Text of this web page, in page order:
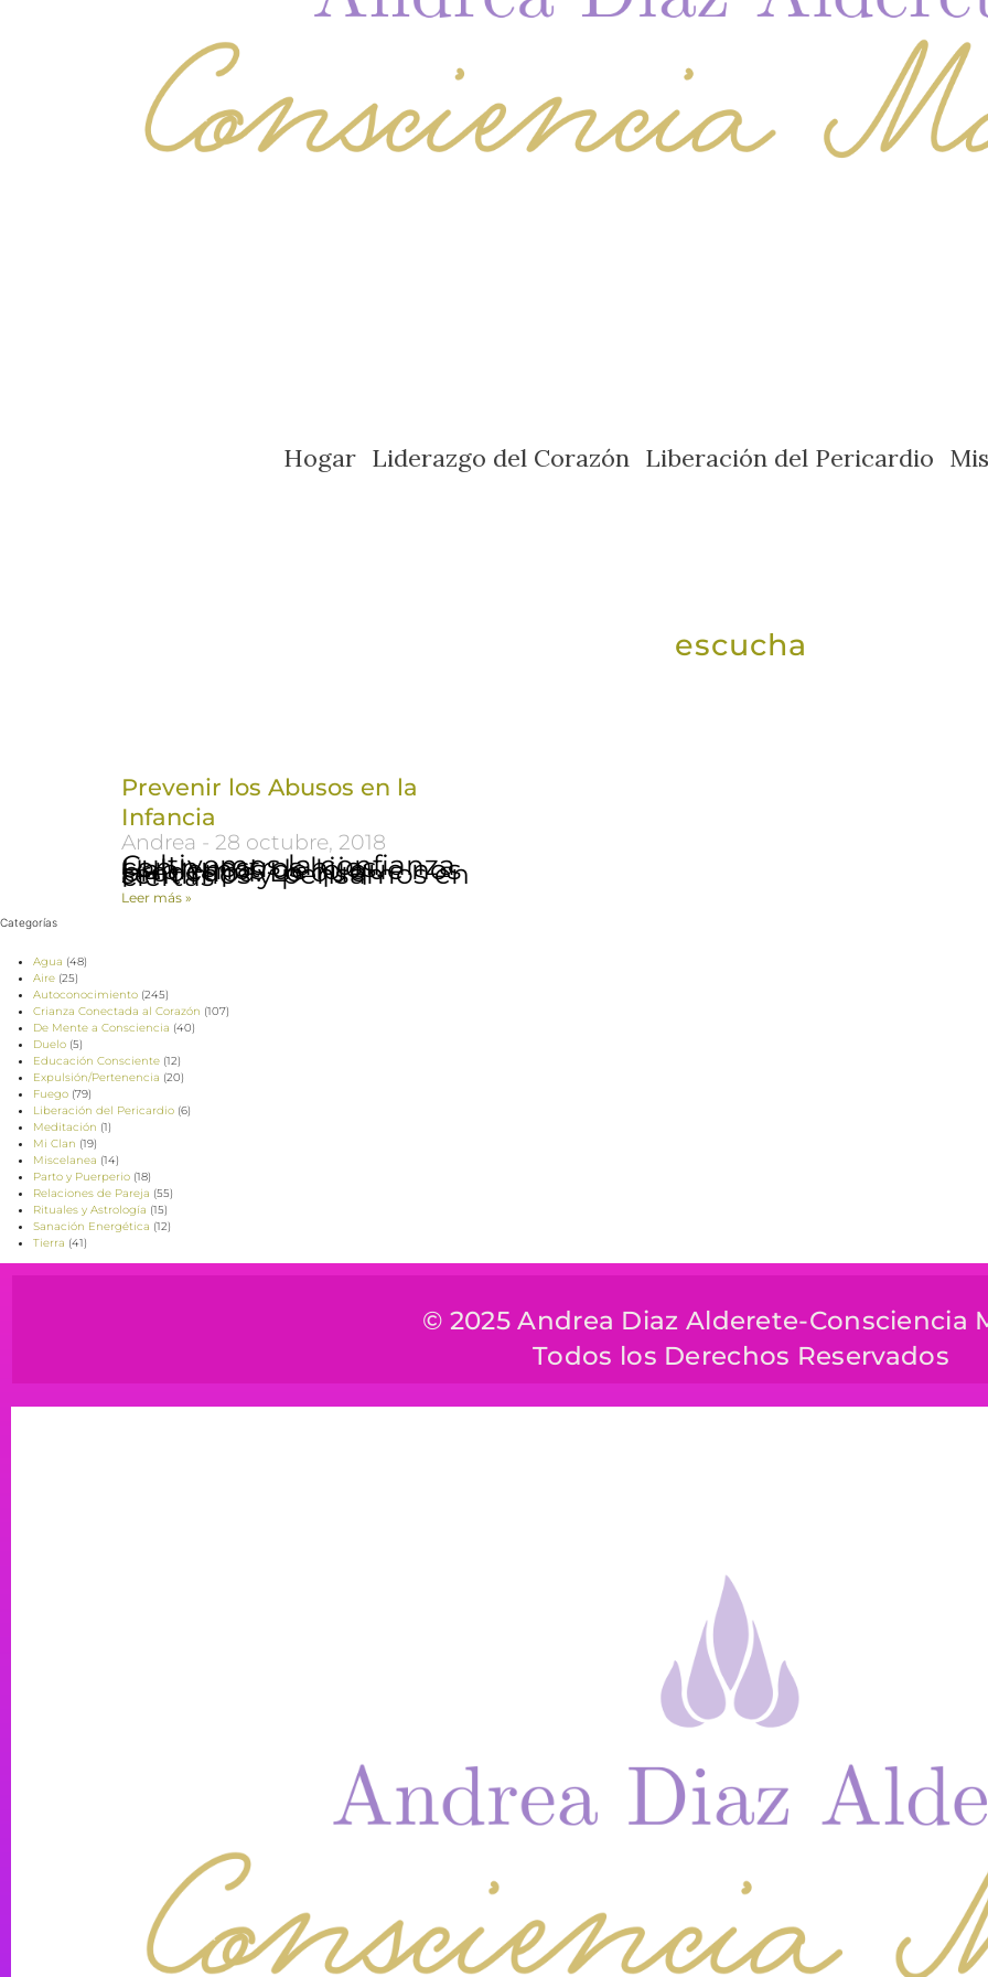
Hogar Liderazgo del Corazón Liberación del Pericardio
escucha
Prevenir los Abusos en la
Infancia
Andrea 28 octubre, 2018
Cultivemos la confianza con nuestros hijos. Hablemos de lo que nos preocupa. Lo que sentimos y pensamos en ciertas
Leer más »
Categorías
Agua (48)
Aire (25)
Autoconocimiento (245)
Crianza Conectada al Corazón (107)
De Mente a Consciencia (40)
Duelo (5)
Educación Consciente (12)
Expulsión/Pertenencia (20)
Fuego (79)
Liberación del Pericardio (6)
Meditación (1)
Mi Clan (19)
Miscelanea (14)
Parto y Puerperio (18)
Relaciones de Pareja (55)
Rituales y Astrología (15)
Sanación Energética (12)
Tierra (41)
© 2025 Andrea Diaz Alderete-Consciencia
Todos los Derechos Reservados